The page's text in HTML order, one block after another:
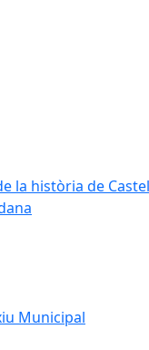
la història de
Municipal